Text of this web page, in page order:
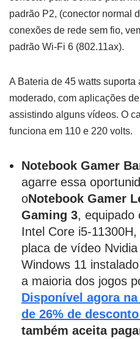
padrão P2, (conector normal
conexões de rede sem fio,
padrão Wi-Fi 6 (802.11ax).
A Bateria de 45 watts
moderado, com aplicações
assistindo alguns vídeos. O
funciona em 110 e 220 volts.
Notebook Gamer
agarre essa
oNotebook Gamer
Gaming 3, equipado
Intel Core i5-
placa de vídeo
Windows 11
a maioria dos jogos
Disponível agora
de 26% de
também aceita